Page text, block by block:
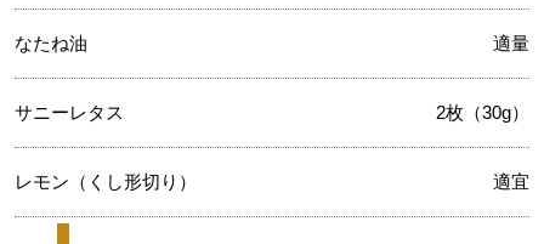
なたね油 適量
サニーレタス 2枚（30g）
レモン（くし形切り） 適宜